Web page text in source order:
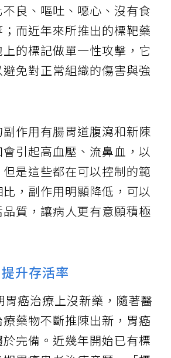
良、嘔吐、噁心、沒有食
而近年來所推出的標靶藥
的標記做單一性攻擊，它
免對正常組織的傷害與強
作用有腸胃道腹瀉和新陳
引起高血壓、流鼻血，以
是這些都在可以控制的範
，副作用明顯降低，可以
質，讓病人更有意願積極
升存活率
癌治療上沒新藥，隨著醫
藥物不斷推陳出新，胃癌
完備。近幾年開始已有標